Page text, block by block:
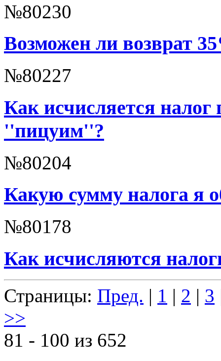
№80230
Возможен ли возврат
№80227
Как исчисляется налог
''пицуим''?
№80204
Какую сумму налога я
№80178
Как исчисляются
Страницы: Пред. | 1 | 2 | 3
>>
81 - 100 из 652